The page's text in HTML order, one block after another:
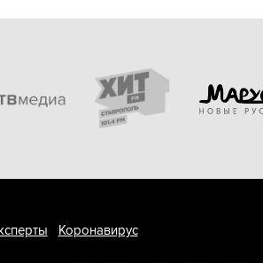
Коронавирус